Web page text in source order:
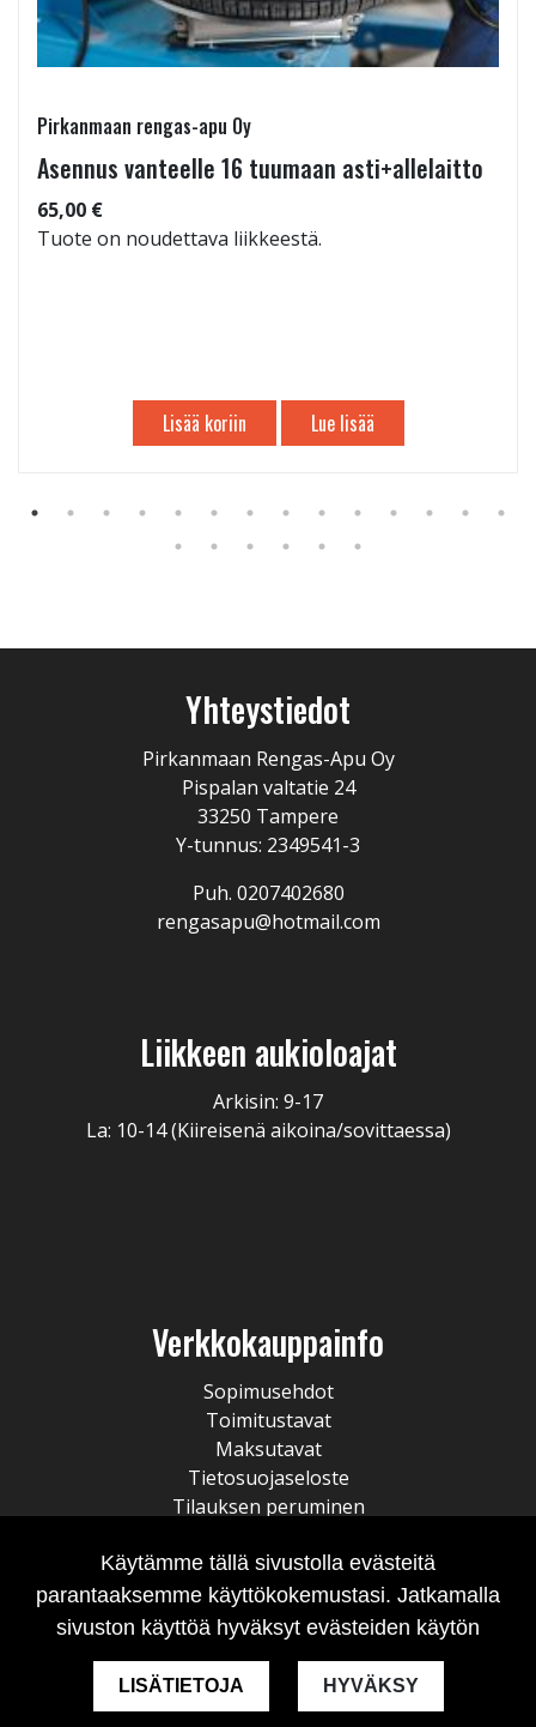
Pirkanmaan rengas-apu Oy
Asennus vanteelle 16 tuumaan asti+allelaitto
65,00 €
Tuote on noudettava liikkeestä.
Lisää koriin Lue lisää
Yhteystiedot
Pirkanmaan Rengas-Apu Oy
Pispalan valtatie 24
33250 Tampere
Y-tunnus: 2349541-3
Puh. 0207402680
rengasapu@hotmail.com
Liikkeen aukioloajat
Arkisin: 9-17
La: 10-14 (Kiireisenä aikoina/sovittaessa)
Verkkokauppainfo
Sopimusehdot
Toimitustavat
Maksutavat
Tietosuojaseloste
Tilauksen peruminen
Käytämme tällä sivustolla evästeitä
parantaaksemme käyttökokemustasi. Jatkamalla
sivuston käyttöä hyväksyt evästeiden käytön
LISÄTIETOJA HYVÄKSY